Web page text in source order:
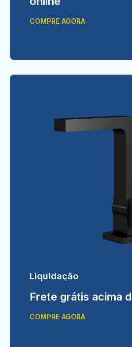
COMPRE AGORA
Liquidação
Frete grátis acima
COMPRE AGORA